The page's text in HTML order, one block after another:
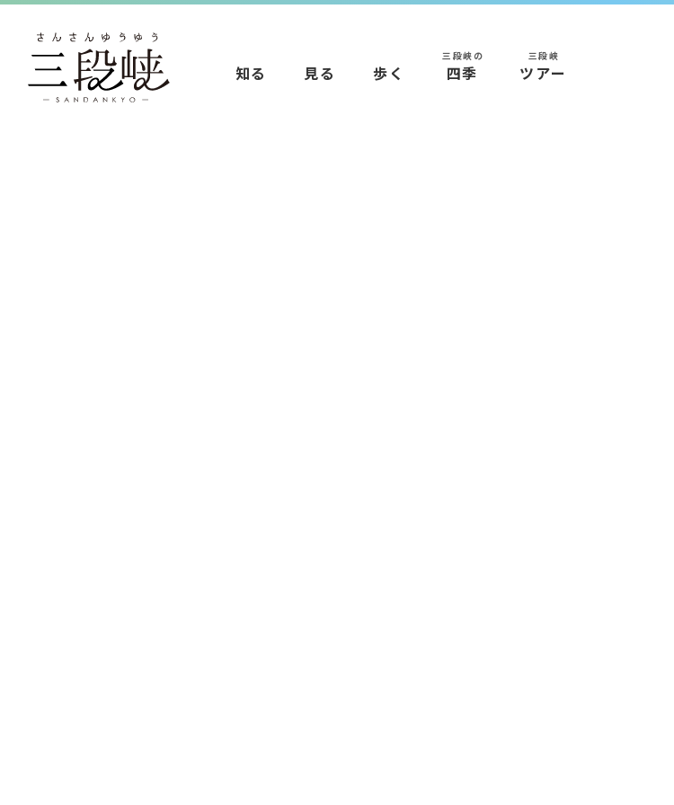
知る 見る 歩く
三段峡の
四季
三段峡
ツアー